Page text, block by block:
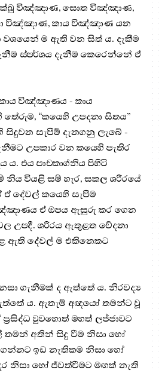
විඤ්ඤාණ, සොත විඤ්ඤාණ,
විඤ්ඤාණ, කාය විඤ්ඤාණ යන
වශයෙන් ම ඇති වන සිත් ය. දැකීම
ස්පර්ශය දැනීම කෙරෙන්නේ ඒ
විඤ්ඤාණය - කාය
“කයෙහි උපදනා සිතය”
සැපීම් දැනගනු ලැබේ -
උපකාර වන කයෙහි පැතිර
ය. එය පාචකාග්නිය පිහිටි
නිය වියළි සම් හැර, සකල ශරීරයේ
දේවල් කයෙහි සැපීම
ඒ ඔපය ඇසුරු කර ගෙන
උපදී. ශරීරය ඇතුළත වේදනා
ඇති දේවල් ම එකිනෙකට
නසා ගැනීමක් ද ඇත්තේ ය. නිරවද්‍ය
ය. ඇතැම් අඥයෝ තමන්ට වූ
වුවහොත් මහත් ලජ්ජාවට
තමන් අතින් සිදු වීම නිසා හෝ
ගන්නට ඉඩ නැතිකම නිසා හෝ
නිසා හෝ ජීවත්වීමට මඟක් නැති